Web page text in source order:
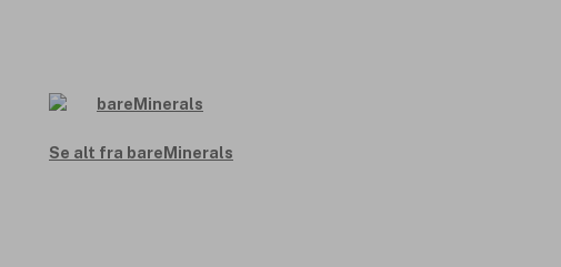
Se alt fra bareMinerals